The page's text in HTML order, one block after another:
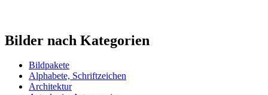
Bilder nach Kategorien
Bildpakete
Alphabete, Schriftzeichen
Architektur